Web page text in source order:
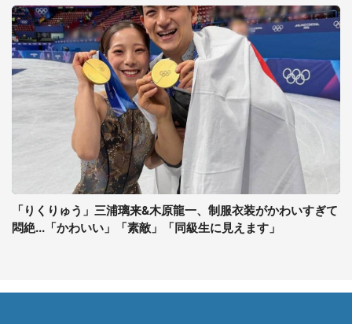
「りくりゅう」三浦璃来&木原龍一、制服衣装がかわいすぎて
悶絶...「かわいい」「素敵」「同級生に見えます」